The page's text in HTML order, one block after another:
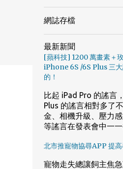
網誌存檔
最新新聞
[蘋科技] 1200 萬畫素＋
iPhone 6S /6S Plus 三
的！
比起 iPad Pro 的謠言
Plus 的謠言相對多了
金、相機升級、壓力
等謠言在發表會中一一
北市推寵物協尋APP 提
寵物走失總讓飼主焦